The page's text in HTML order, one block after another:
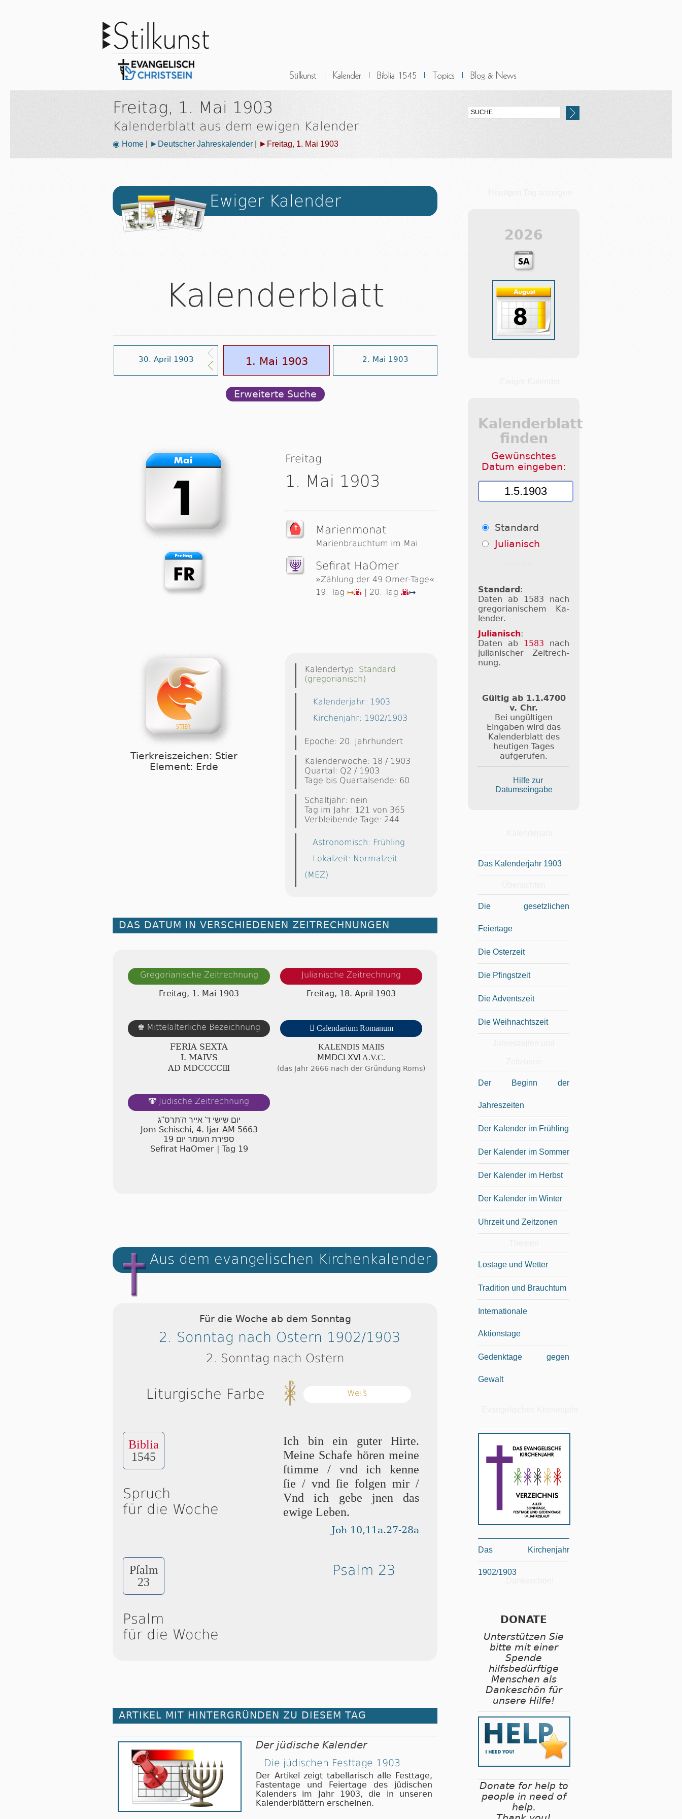
Freitag, 1. Mai 1903
Kalenderblatt aus dem ewigen Kalender
◉ Home ►Deutscher Jahreskalender ►Freitag, 1. Mai 1903
Ewiger Kalender
Kalenderblatt
30. April 1903 1. Mai 1903 2. Mai 1903
Erweiterte Suche
Freitag
1. Mai 1903
Marienmonat
Marienbrauchtum im Mai
Sefirat HaOmer
»Zählung der 49 Omer-Tage«
19. Tag ↦🌇 | 20. Tag 🌇↦
Tierkreiszeichen: Stier
Element: Erde
Kalendertyp: Standard
(gregorianisch)
Kalenderjahr: 1903
Kirchenjahr: 1902/1903
Epoche: 20. Jahrhundert
Kalenderwoche: 18 / 1903
Quartal: Q2 / 1903
Tage bis Quartalsende: 60
Schaltjahr: nein
Tag im Jahr: 121 von 365
Verbleibende Tage: 244
Astronomisch: Frühling
Lokalzeit: Normalzeit
(MEZ)
DAS DATUM IN VERSCHIEDENEN ZEITRECHNUNGEN
Gregorianische Zeitrechnung
Freitag, 1. Mai 1903
Julianische Zeitrechnung
Freitag, 18. April 1903
♚ Mittelalterliche Bezeichnung
FERIA SEXTA
Ⅰ. MAIVS
AD ⅯⅮⅭⅭⅭⅭⅢ
 Calendarium Romanum
KALENDIS MAIIS
ⅯⅯⅮⅭⅬⅩⅥ A.V.C.
(das Jahr 2666 nach der Gründung Roms)
🕎 Jüdische Zeitrechnung
יום שישי ד' אייר ה'תרס"ג
Jom Schischi, 4. Ijar AM 5663
19 ספירת העומר יום
Sefirat HaOmer | Tag 19
Aus dem evangelischen Kirchenkalender
Für die Woche ab dem Sonntag
2. Sonntag nach Ostern 1902/1903
2. Sonntag nach Ostern
Liturgische Farbe Weiß
Biblia
1545
Spruch
für die Woche
Ich bin ein guter Hirte.
Meine Schafe hören meine
ſtim­me / vnd ich kenne
ſie / vnd ſie folgen mir /
Vnd ich gebe jnen das
ewige Leben.
Joh 10,11a.27-28a
Pſalm
23
Psalm
für die Woche
Psalm 23
ARTIKEL MIT HINTERGRÜNDEN ZU DIESEM TAG
Der jüdische Kalender
Die jüdischen Festtage 1903
Der Artikel zeigt tabellarisch alle Festtage,
Fastentage und Feiertage des jüdischen
Kalenders im Jahr 1903, die in unseren
Kalenderblättern erscheinen.
2026
Kalenderblatt
finden
Gewünschtes
Datum eingeben:
Standard
Julianisch
Standard :
Daten ab 1583 nach
gre­go­ri­a­ni­schem Ka­
len­der.
Julianisch:
Daten ab 1583 nach
ju­li­a­ni­scher Zeit­rech­
nung.
Gültig ab 1.1.4700
v. Chr.
Bei ungültigen
Eingaben wird das
Kalenderblatt des
heutigen Tages
aufgerufen.
Hilfe zur
Datumseingabe
Das Kalenderjahr 1903
Die gesetzlichen
Feiertage
Die Osterzeit
Die Pfingstzeit
Die Adventszeit
Die Weihnachtszeit
Der Beginn der
Jahreszeiten
Der Kalender im Frühling
Der Kalender im Sommer
Der Kalender im Herbst
Der Kalender im Winter
Uhrzeit und Zeitzonen
Lostage und Wetter
Tradition und Brauchtum
Internationale
Aktionstage
Gedenktage gegen
Gewalt
Das Kirchenjahr
1902/1903
DONATE
Unterstützen Sie
bitte mit einer
Spende
hilfsbedürftige
Menschen als
Dankeschön für
unsere Hilfe!
Donate for help to
people in need of
help.